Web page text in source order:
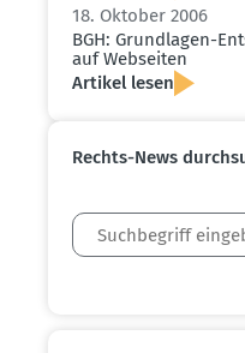
18. Oktober 2006
BGH: Grund­lagen-
auf Webseiten
Artikel lesen
Rechts-News